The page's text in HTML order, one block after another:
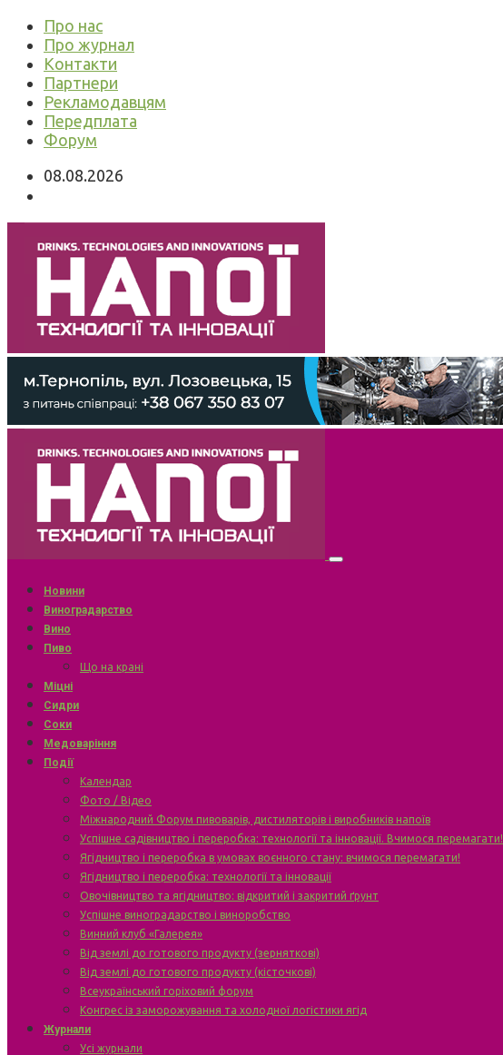
Про нас
Про журнал
Контакти
Партнери
Рекламодавцям
Передплата
Форум
08.08.2026
Новини
Виноградарство
Вино
Пиво
Що на крані
Міцні
Сидри
Соки
Медоваріння
Події
Календар
Фото / Відео
Міжнародний Форум пивоварів, дистиляторів і виробників напоїв
Успішне садівництво і переробка: технології та інновації. Вчимося перемагати!
Ягідництво і переробка в умовах воєнного стану: вчимося перемагати!
Ягідництво і переробка: технології та інновації
Овочівництво та ягідництво: відкритий і закритий ґрунт
Успішне виноградарство і виноробство
Винний клуб «Галерея»
Від землі до готового продукту (зерняткові)
Від землі до готового продукту (кісточкові)
Всеукраїнський горіховий форум
Конгрес із заморожування та холодної логістики ягід
Журнали
Усі журнали